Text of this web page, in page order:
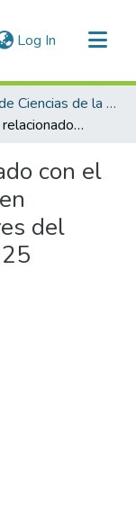
Log In (current)
Facultad de Ciencias de la Salud
Calidad de vida relacionado con el nivel de presión arterial en pacientes adultos mayores del Centro de Salud Pusi 2025
con el
del